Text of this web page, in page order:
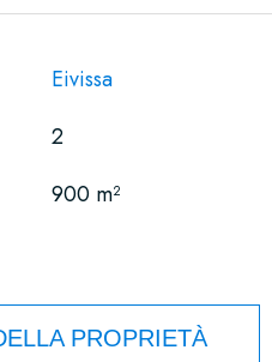
Eivissa
2
900 m²
PROPRIETÀ